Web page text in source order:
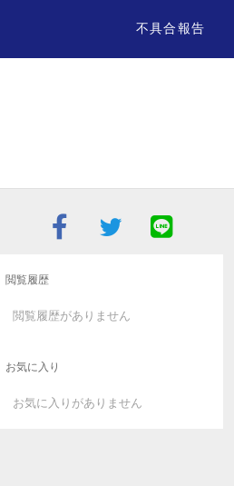
不具合報告
閲覧履歴
閲覧履歴がありません
お気に入り
お気に入りがありません